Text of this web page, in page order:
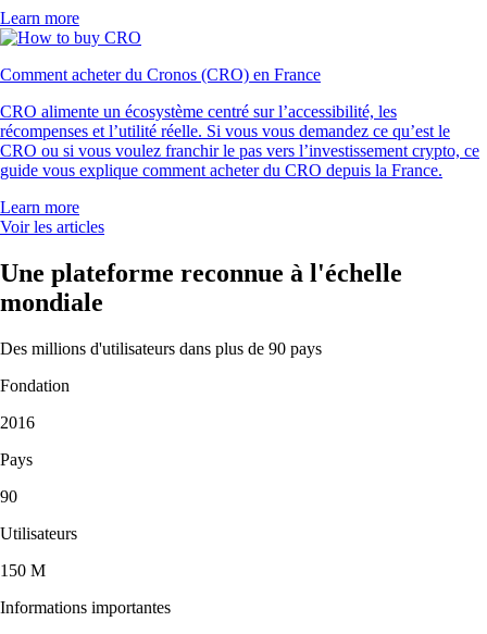
Learn more
Comment acheter du Cronos (CRO) en France
CRO alimente un écosystème centré sur l’accessibilité, les
récompenses et l’utilité réelle. Si vous vous demandez ce qu’est le
CRO ou si vous voulez franchir le pas vers l’investissement crypto, ce
guide vous explique comment acheter du CRO depuis la France.
Learn more
Voir les articles
Une plateforme reconnue à l'échelle
mondiale
Des millions d'utilisateurs dans plus de 90 pays
Fondation
2016
Pays
90
Utilisateurs
150 M
Informations importantes